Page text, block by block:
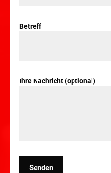
Betreff
Ihre Nachricht (optional)
Senden